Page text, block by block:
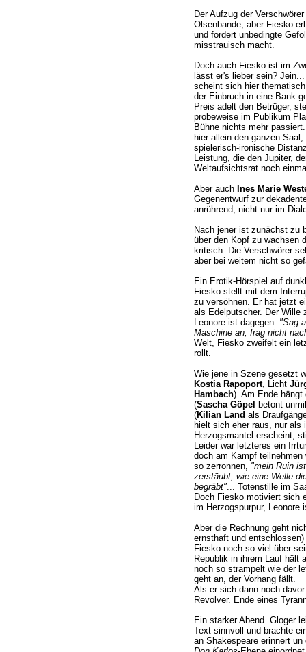
Der Aufzug der
Olsenbande, aber Fiesko
und fordert unbedingte
misstrauisch macht.
Doch auch Fiesko ist im
lässt er's lieber sein?
scheint sich hier
der Einbruch in eine Bank
Preis adelt den Betrüger,
probeweise im Publikum
Bühne nichts mehr
hier allein den ganzen
spielerisch-ironische
Leistung, die den Jupiter,
Weltaufsichtsrat noch
Aber auch Ines Marie
Gegenentwurf zur
anrührend, nicht nur im
Nach jener ist zunächst zu
über den Kopf zu wachsen
kritisch. Die Verschwörer
aber bei weitem nicht so
Ein Erotik-Hörspiel auf
Fiesko stellt mit dem
zu versöhnen. Er hat jetzt
als Edelputscher. Der Wille
Leonore ist dagegen: "Sag
Maschine an, frag nicht
Welt, Fiesko zweifelt ein
rollt.
Wie jene in Szene gesetzt
Kostia Rapoport, Licht
Hambach). Am Ende hängt
(Sascha Göpel
betont
(Kilian Land als
hielt sich eher raus, nur
Herzogsmantel erscheint,
Leider war letzteres ein
doch am Kampf teilnehmen
so zerronnen, "mein Ruin
zerstäubt, wie eine Welle
begräbt"... Totenstille im
Doch Fiesko motiviert sich
im Herzogspurpur, Leonore
Aber die Rechnung geht
ernsthaft und
Fiesko noch so viel über
Republik in ihrem Lauf hält
noch so strampelt wie der
geht an, der Vorhang fällt.
Als er sich dann noch
Revolver. Ende eines
Ein starker Abend. Gloger
Text sinnvoll und brachte
an Shakespeare erinnert